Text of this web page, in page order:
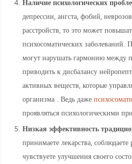
Наличие психологических
депрессии, ангста, фобий,
расстройств, то это может
психосоматических заболеваний.
могут нарушать гармонию между
приводить к дисбалансу
активных веществ, которые
организма . Ведь даже
проявляться психологическими
Низкая эффективность
принимаете лекарства,
чувствуете улучшения своего